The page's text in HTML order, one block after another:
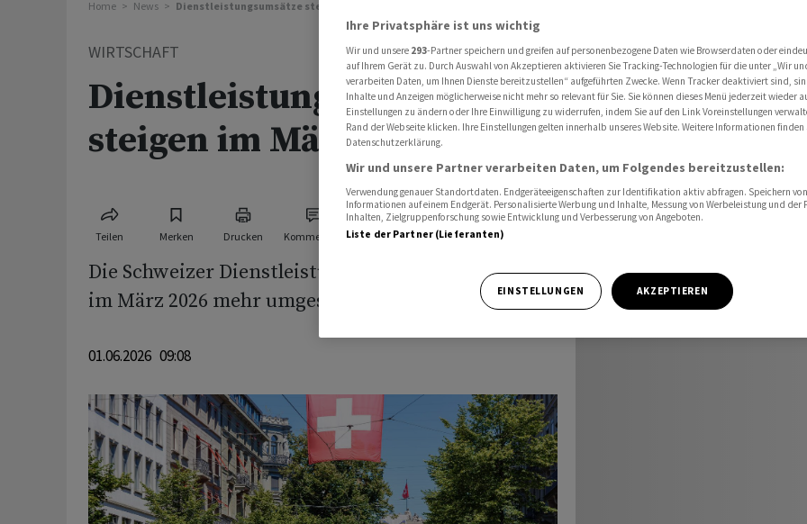
Home News Dienstleistungsumsätze steigen im März
WIRTSCHAFT
Dienstleistungsumsätze
steigen im März
Teilen Merken Drucken Kommentare
Die Schweizer Dienstleistungsunternehmen haben
im März 2026 mehr umgesetzt.
01.06.2026 09:08
Ihre Privatsphäre ist uns wichtig
Wir und unsere 293-Partner speichern und greifen auf personenbezogene Daten wie Browserdaten oder
auf Ihrem Gerät zu. Durch Auswahl von Akzeptieren aktivieren Sie Tracking-Technologien für die unter „Wir
verarbeiten Daten, um Ihnen Dienste bereitzustellen“ aufgeführten Zwecke. Wenn Tracker deaktiviert sind,
Inhalte und Anzeigen möglicherweise nicht mehr so relevant für Sie. Sie können dieses Menü jederzeit wieder
Einstellungen zu ändern oder Ihre Einwilligung zu widerrufen, indem Sie auf den Link Voreinstellungen
Rand der Webseite klicken. Ihre Einstellungen gelten innerhalb unseres Website. Weitere Informationen finden
Datenschutzerklärung.
Wir und unsere Partner verarbeiten Daten, um Folgendes bereitzustellen:
Verwendung genauer Standortdaten. Endgeräteeigenschaften zur Identifikation aktiv abfragen. Speichern
Informationen auf einem Endgerät. Personalisierte Werbung und Inhalte, Messung von Werbeleistung und der
Inhalten, Zielgruppenforschung sowie Entwicklung und Verbesserung von Angeboten.
Liste der Partner (Lieferanten)
EINSTELLUNGEN AKZEPTIEREN